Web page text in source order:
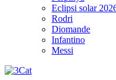
Eclipsi solar
Rodri
Diomande
Infantino
Messi